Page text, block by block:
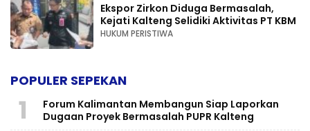
Ekspor Zirkon Diduga Bermasalah,
Kejati Kalteng Selidiki Aktivitas PT KBM
HUKUM PERISTIWA
POPULER SEPEKAN
1
Forum Kalimantan Membangun Siap Laporkan
Dugaan Proyek Bermasalah PUPR Kalteng